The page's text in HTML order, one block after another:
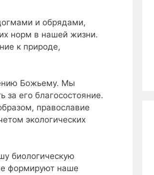
и обрядами,
норм в нашей жизни.
к природе,
Божьему. Мы
за его благосостояние.
православие
экологических
биологическую
формируют наше